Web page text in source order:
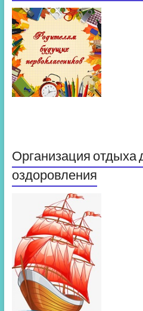
Организация отдыха
оздоровления